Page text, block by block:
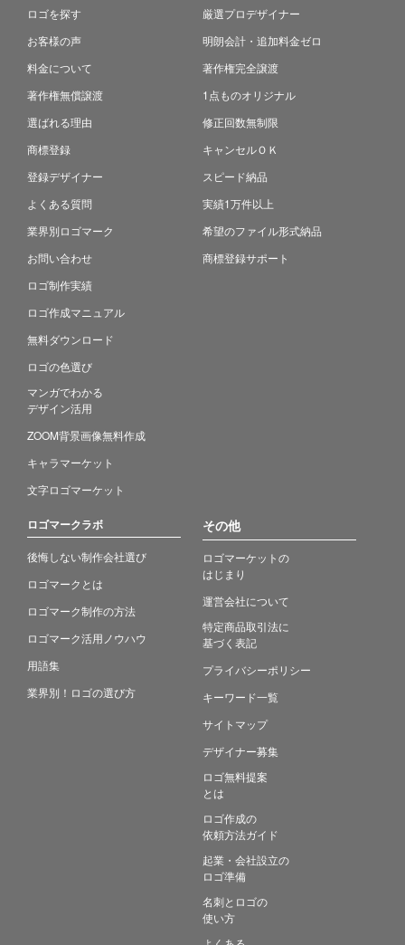
ロゴを探す
お客様の声
料金について
著作権無償譲渡
選ばれる理由
商標登録
登録デザイナー
よくある質問
業界別ロゴマーク
お問い合わせ
ロゴ制作実績
ロゴ作成マニュアル
無料ダウンロード
ロゴの色選び
マンガでわかる
デザイン活用
ZOOM背景画像無料作成
キャラマーケット
文字ロゴマーケット
厳選プロデザイナー
明朗会計・追加料金ゼロ
著作権完全譲渡
1点ものオリジナル
修正回数無制限
キャンセルＯＫ
スピード納品
実績1万件以上
希望のファイル形式納品
商標登録サポート
ロゴマークラボ
後悔しない制作会社選び
ロゴマークとは
ロゴマーク制作の方法
ロゴマーク活用ノウハウ
用語集
業界別！ロゴの選び方
その他
ロゴマーケットの
はじまり
運営会社について
特定商品取引法に
基づく表記
プライバシーポリシー
キーワード一覧
サイトマップ
デザイナー募集
ロゴ無料提案
とは
ロゴ作成の
依頼方法ガイド
起業・会社設立の
ロゴ準備
名刺とロゴの
使い方